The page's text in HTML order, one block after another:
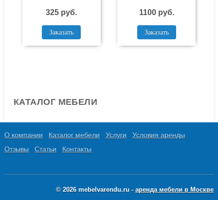
325 руб.
Заказать
1100 руб.
Заказать
КАТАЛОГ МЕБЕЛИ
О компании Каталог мебели Услуги
Условия аренды
Отзывы
Статьи Контакты
© 2026 mebelvarendu.ru -аренда мебели в Москве